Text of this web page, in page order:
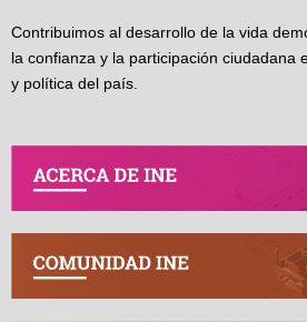
Contribuimos al desarrollo de la vida
la confianza y la participación ciudadana
y política del país.